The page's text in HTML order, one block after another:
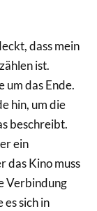
dass mein
ist.
um das Ende.
hin, um die
beschreibt.
ein
das Kino muss
Verbindung
es sich in